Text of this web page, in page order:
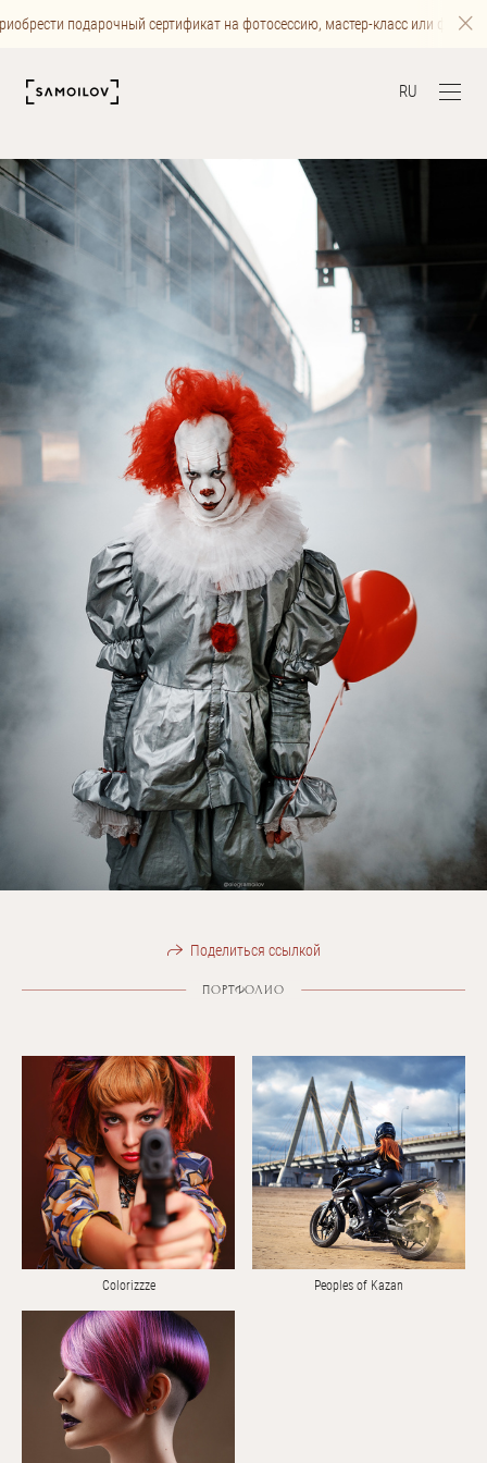
подарочный сертификат на фотосессию, мастер-класс или
RU
Поделиться ссылкой
ПОРТФОЛИО
Colorizzze Peoples of Kazan